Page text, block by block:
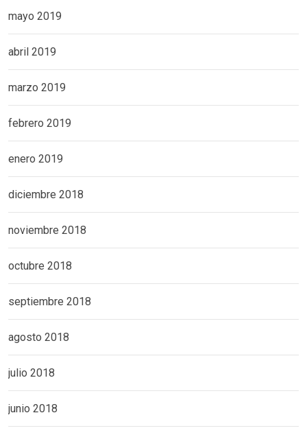
mayo 2019
abril 2019
marzo 2019
febrero 2019
enero 2019
diciembre 2018
noviembre 2018
octubre 2018
septiembre 2018
agosto 2018
julio 2018
junio 2018